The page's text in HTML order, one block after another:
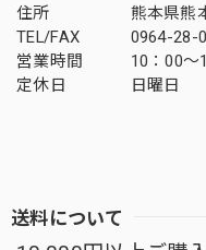
住所
熊本県熊
TEL/FAX
0964-28-
営業時間
10：00～
定休日
日曜日
送料について